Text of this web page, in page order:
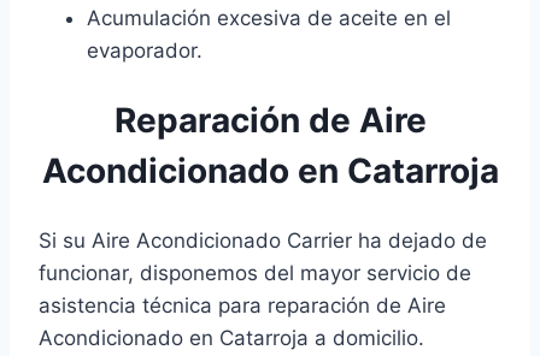
Acumulación excesiva de aceite en el
evaporador.
Reparación de Aire
Acondicionado en Catarroja
Si su Aire Acondicionado Carrier ha dejado de
funcionar, disponemos del mayor servicio de
asistencia técnica para reparación de Aire
Acondicionado en Catarroja a domicilio.